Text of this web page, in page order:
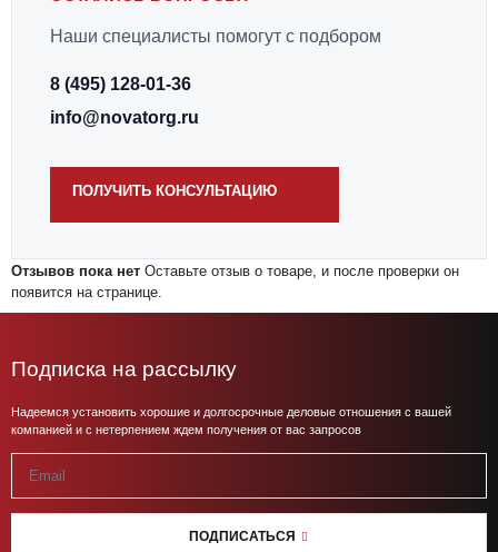
Самовывоз: возможен со склада по согласованию с менеджером.
закрывающие документы.
ОТЗЫВЫ ПОКУПАТЕЛЕЙ
Для данного товара пока нет отзывов. Вы можете оставить первый
отзыв, он появится после модерации.
Оценить товар
Отзывов пока нет Оставьте отзыв о товаре, и после проверки он
появится на странице.
Наши специалисты помогут с подбором
8 (495) 128-01-36
info@novatorg.ru
ПОЛУЧИТЬ КОНСУЛЬТАЦИЮ
Подписка на рассылку
Надеемся установить хорошие и долгосрочные деловые отношения с вашей
компанией и с нетерпением ждем получения от вас запросов
ПОДПИСАТЬСЯ